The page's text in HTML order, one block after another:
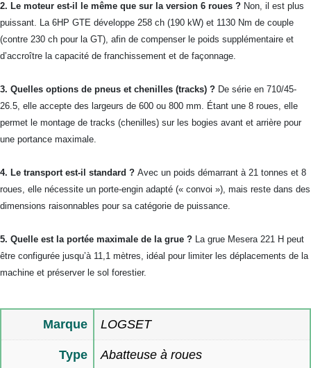
2. Le moteur est-il le même que sur la version 6 roues ? Non, il est plus
puissant. La 6HP GTE développe 258 ch (190 kW) et 1130 Nm de couple
(contre 230 ch pour la GT), afin de compenser le poids supplémentaire et
d’accroître la capacité de franchissement et de façonnage.
3. Quelles options de pneus et chenilles (tracks) ? De série en 710/45-
26.5, elle accepte des largeurs de 600 ou 800 mm. Étant une 8 roues, elle
permet le montage de tracks (chenilles) sur les bogies avant et arrière pour
une portance maximale.
4. Le transport est-il standard ? Avec un poids démarrant à 21 tonnes et 8
roues, elle nécessite un porte-engin adapté (« convoi »), mais reste dans des
dimensions raisonnables pour sa catégorie de puissance.
5. Quelle est la portée maximale de la grue ? La grue Mesera 221 H peut
être configurée jusqu’à 11,1 mètres, idéal pour limiter les déplacements de la
machine et préserver le sol forestier.
Marque LOGSET
Type Abatteuse à roues